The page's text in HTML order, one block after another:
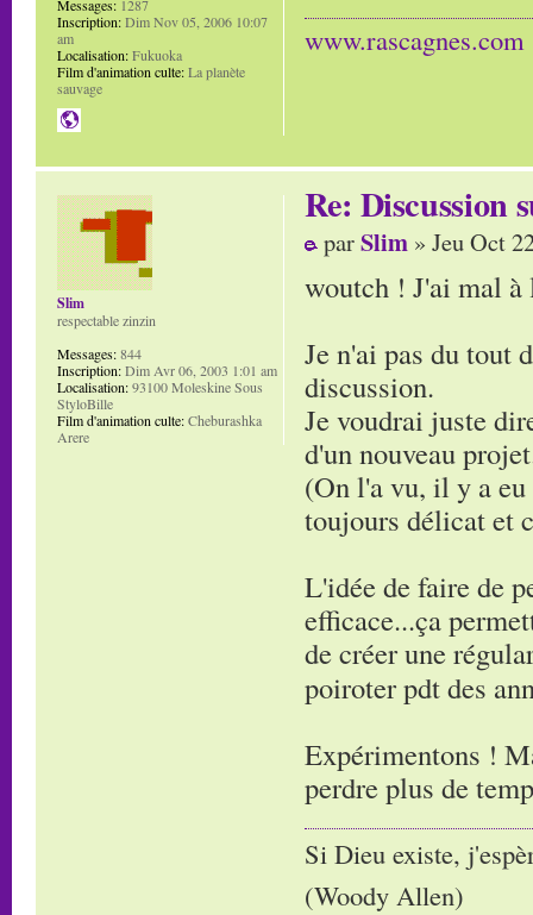
www.rascagnes.com
Messages: 1287
Inscription:Dim Nov 05, 2006 10:07
am
Localisation:Fukuoka
Film d'animation culte:La planète
sauvage
Re: Discussion
parSlim » Jeu Oct
woutch ! J'ai mal à
Je n'ai pas du tout
discussion.
Je voudrai juste
d'un nouveau
(On l'a vu, il y a eu
toujours délicat et
L'idée de faire de
efficace...ça
de créer une
poiroter pdt des
Expérimentons !
perdre plus de
Si Dieu existe,
(Woody Allen)
Slim
respectable zinzin
Messages:844
Inscription:Dim Avr 06, 2003 1:01 am
Localisation:93100 Moleskine Sous
StyloBille
Film d'animation culte:Cheburashka
Arere